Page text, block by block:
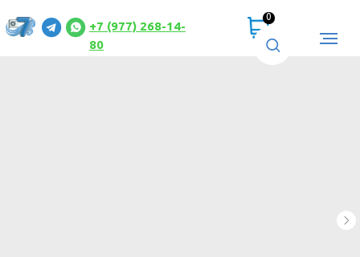
+7 (977) 268-14-
80
0